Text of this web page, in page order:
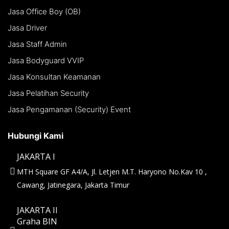
Jasa Office Boy (OB)
Jasa Driver
Jasa Staff Admin
Jasa Bodyguard VVIP
Jasa Konsultan Keamanan
Jasa Pelatihan Security
Jasa Pengamanan (Security) Event
Hubungi Kami
JAKARTA I
MTH Square GF A4/A, Jl. Letjen M.T. Haryono No.Kav 10 ,
Cawang, Jatinegara, Jakarta Timur
JAKARTA II
Graha BIN